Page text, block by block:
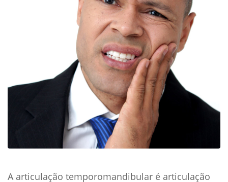
A articulação temporomandibular é articulação